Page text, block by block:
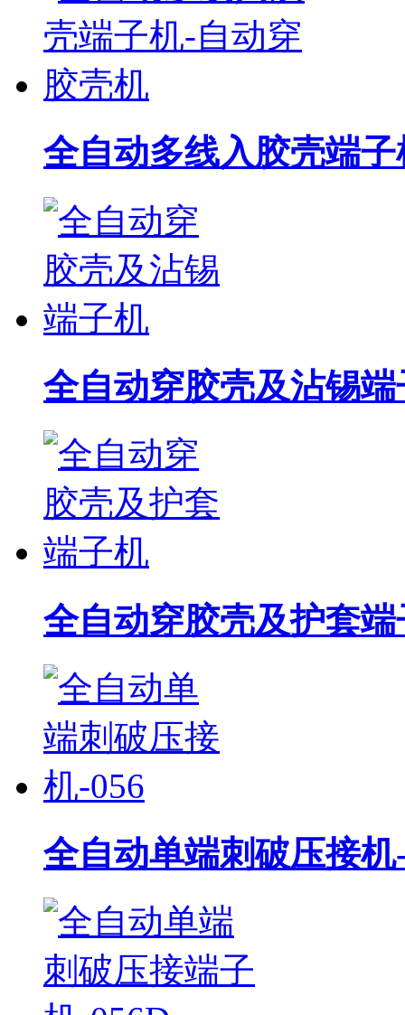
全自动多线入胶壳端
全自动穿胶壳及沾锡端
全自动穿胶壳及护套端
全自动单端刺破压接机